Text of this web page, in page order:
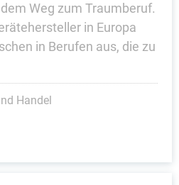
Weg zum Traumberuf.
in Europa
in Berufen aus, die zu
Handel